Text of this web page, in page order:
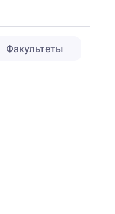
Факультеты